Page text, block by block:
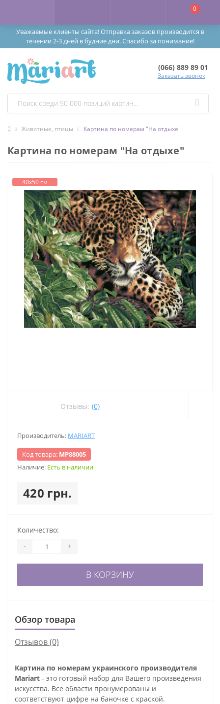
Уважаемые клиенты сайта! Отправка заказов производится в
течении 2-3 дней в будние дни. Спасибо за понимание!
0
(066) 889 89 01
Заказать звонок
Животные, птицы Картина по номерам "На отдыхе"
Картина по номерам "На отдыхе"
40х50 см
Отзывы: (0)
Производитель: MARIART
Код товара: МР88005
Наличие: Есть в наличии
420 грн.
Количество:
- +
В КОРЗИНУ
Обзор товара
Отзывов (0)
Картина по номерам украинского производителя
Mariart - это готовый набор для Вашего произведения
искусства. Все области пронумерованы и
соответствуют цифре на баночке с краской.